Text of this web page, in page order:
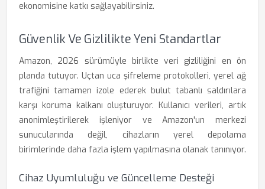
ekonomisine katkı sağlayabilirsiniz.
Güvenlik Ve Gizlilikte Yeni Standartlar
Amazon, 2026 sürümüyle birlikte veri gizliliğini en ön
planda tutuyor. Uçtan uca şifreleme protokolleri, yerel ağ
trafiğini tamamen izole ederek bulut tabanlı saldırılara
karşı koruma kalkanı oluşturuyor. Kullanıcı verileri, artık
anonimleştirilerek işleniyor ve Amazon'un merkezi
sunucularında değil, cihazların yerel depolama
birimlerinde daha fazla işlem yapılmasına olanak tanınıyor.
Cihaz Uyumluluğu ve Güncelleme Desteği